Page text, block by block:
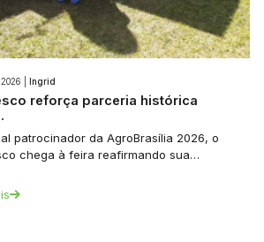
| Ingrid
reforça parceria histórica
patrocinador da AgroBrasília 2026, o
chega à feira reafirmando sua…